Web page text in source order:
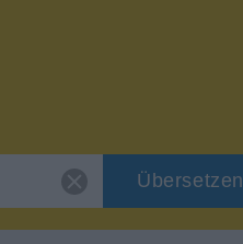
Übersetzen